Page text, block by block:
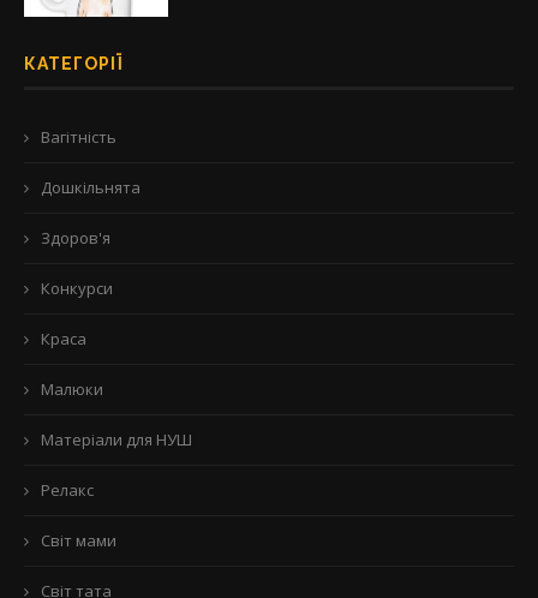
КАТЕГОРІЇ
Вагітність
Дошкільнята
Здоров'я
Конкурси
Краса
Малюки
Матеріали для НУШ
Релакс
Світ мами
Світ тата